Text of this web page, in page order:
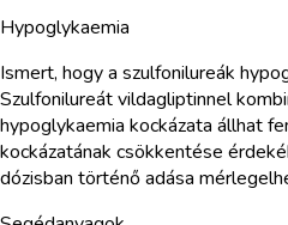
Hypoglykaemia
Ismert, hogy a szulfonilureák
Szulfonilureát vildagliptinnel
hypoglykaemia kockázata állhat
kockázatának csökkentése
dózisban történő adása